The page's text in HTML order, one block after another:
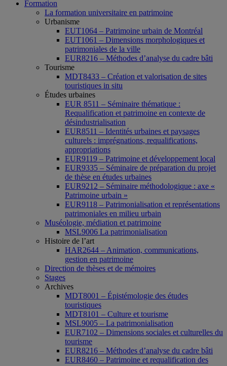
Formation
La formation universitaire en patrimoine
Urbanisme
EUT1064 – Patrimoine urbain de Montréal
EUT1061 – Dimensions morphologiques et
patrimoniales de la ville
EUR8216 – Méthodes d’analyse du cadre bâti
Tourisme
MDT8433 – Création et valorisation de sites
touristiques in situ
Études urbaines
EUR 8511 – Séminaire thématique :
Requalification et patrimoine en contexte de
désindustrialisation
EUR8511 – Identités urbaines et paysages
culturels : imprégnations, requalifications,
appropriations
EUR9119 – Patrimoine et développement local
EUR9335 – Séminaire de préparation du projet
de thèse en études urbaines
EUR9212 – Séminaire méthodologique : axe «
Patrimoine urbain »
EUR9118 – Patrimonialisation et représentations
patrimoniales en milieu urbain
Muséologie, médiation et patrimoine
MSL9006 La patrimonialisation
Histoire de l’art
HAR2644 – Animation, communications,
gestion en patrimoine
Direction de thèses et de mémoires
Stages
Archives
MDT8001 – Épistémologie des études
touristiques
MDT8101 – Culture et tourisme
MSL9005 – La patrimonialisation
EUR7102 – Dimensions sociales et culturelles du
tourisme
EUR8216 – Méthodes d’analyse du cadre bâti
EUR8460 – Patrimoine et requalification des